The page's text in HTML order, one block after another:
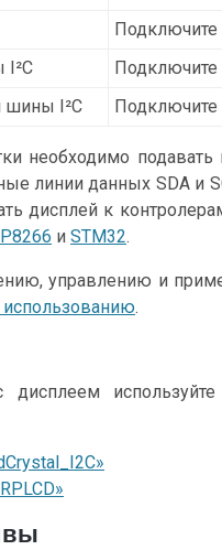
Подключите
I²C
Подключите
шины I²C Подключите
необходимо подавать
линии данных SDA и
дисплей к
и STM32.
управлению и
использованию.
используйте